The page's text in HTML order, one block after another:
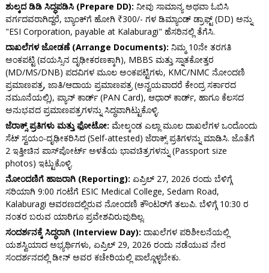
ಶುಲ್ಕದ ಡಿಡಿ ಸಿದ್ಧಪಡಿಸಿ (Prepare DD): ನೀವು ಸಾಮಾನ್ಯ ಅಥವಾ ಓಬಿಸಿ
ವರ್ಗದವರಾಗಿದ್ದರೆ, ಬ್ಯಾಂಕ್‌ಗೆ ಹೋಗಿ ₹300/- ಗಳ ಡಿಮ್ಯಾಂಡ್ ಡ್ರಾಫ್ಟ್ (DD) ಅನ್ನು
"ESI Corporation, payable at Kalaburagi" ಹೆಸರಿನಲ್ಲಿ ತೆಗೆಸಿ.
ದಾಖಲೆಗಳ ಜೋಡಣೆ (Arrange Documents): ನಿಮ್ಮ 10ನೇ ತರಗತಿ
ಅಂಕಪಟ್ಟಿ (ವಯಸ್ಸಿನ ದೃಢೀಕರಣಕ್ಕಾಗಿ), MBBS ಮತ್ತು ಸ್ನಾತಕೋತ್ತರ
(MD/MS/DNB) ಪದವಿಗಳ ಮೂಲ ಅಂಕಪಟ್ಟಿಗಳು, KMC/NMC ನೋಂದಣಿ
ಪ್ರಮಾಣಪತ್ರ, ಜಾತಿ/ಆದಾಯ ಪ್ರಮಾಣಪತ್ರ (ಅನ್ವಯವಾದರೆ ಕೇಂದ್ರ ಸರ್ಕಾರದ
ನಮೂನೆಯಲ್ಲಿ), ಪ್ಯಾನ್ ಕಾರ್ಡ್ (PAN Card), ಆಧಾರ್ ಕಾರ್ಡ್, ಹಾಗೂ ಕೆಲಸದ
ಅನುಭವದ ಪ್ರಮಾಣಪತ್ರಗಳನ್ನು ಸಿದ್ಧವಾಗಿಟ್ಟುಕೊಳ್ಳಿ.
ಜೆರಾಕ್ಸ್ ಪ್ರತಿಗಳು ಮತ್ತು ಫೋಟೋ: ಮೇಲ್ಕಂಡ ಎಲ್ಲಾ ಮೂಲ ದಾಖಲೆಗಳ ಒಂದೊಂದು
ಸೆಟ್ ಸ್ವಯಂ-ದೃಢೀಕರಿಸಿದ (Self-attested) ಜೆರಾಕ್ಸ್ ಪ್ರತಿಗಳನ್ನು ಮಾಡಿಸಿ. ಜೊತೆಗೆ
2 ಇತ್ತೀಚಿನ ಪಾಸ್‌ಪೋರ್ಟ್ ಅಳತೆಯ ಭಾವಚಿತ್ರಗಳನ್ನು (Passport size
photos) ಇಟ್ಟುಕೊಳ್ಳಿ.
ನೋಂದಣಿಗೆ ಹಾಜರಾಗಿ (Reporting): ಏಪ್ರಿಲ್ 27, 2026 ರಂದು ಬೆಳಿಗ್ಗೆ
ಸರಿಯಾಗಿ 9:00 ಗಂಟೆಗೆ ESIC Medical College, Sedam Road,
Kalaburagi ಆವರಣದಲ್ಲಿರುವ ನೋಂದಣಿ ಕೌಂಟರ್‌ಗೆ ತಲುಪಿ. ಬೆಳಿಗ್ಗೆ 10:30 ರ
ನಂತರ ಬರುವ ಯಾರಿಗೂ ಪ್ರವೇಶವಿರುವುದಿಲ್ಲ.
ಸಂದರ್ಶನಕ್ಕೆ ಸಿದ್ಧರಾಗಿ (Interview Day): ದಾಖಲೆಗಳ ಪರಿಶೀಲನೆಯಲ್ಲಿ
ಯಶಸ್ವಿಯಾದ ಅಭ್ಯರ್ಥಿಗಳು, ಏಪ್ರಿಲ್ 29, 2026 ರಂದು ನಡೆಯುವ ನೇರ
ಸಂದರ್ಶನದಲ್ಲಿ ಡೀನ್ ಅವರ ಕಚೇರಿಯಲ್ಲಿ ಪಾಲ್ಗೊಳ್ಳಬೇಕು.